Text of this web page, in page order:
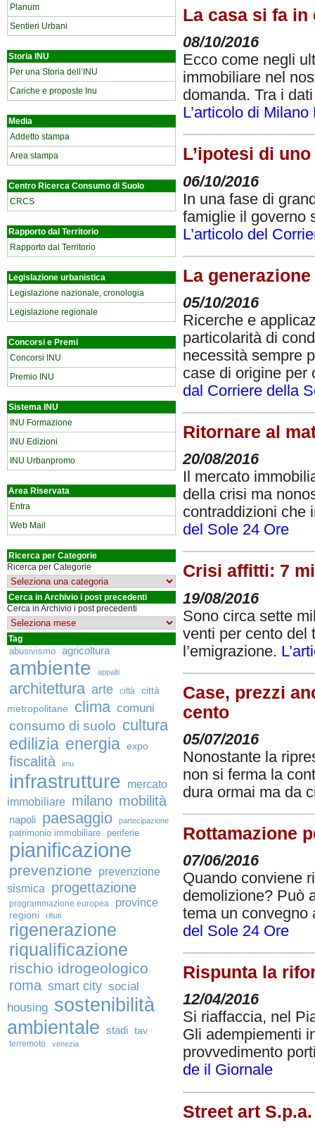
Planum
Sentieri Urbani
Storia INU
Per una Storia dell’INU
Cariche e proposte Inu
Media
Addetto stampa
Area stampa
Centro Ricerca Consumo di Suolo
CRCS
Rapporto dal Territorio
Rapporto dal Territorio
Legislazione urbanistica
Legislazione nazionale, cronologia
Legislazione regionale
Concorsi e Premi
Concorsi INU
Premio INU
Sistema INU
INU Formazione
INU Edizioni
INU Urbanpromo
Area Riservata
Entra
Web Mail
Ricerca per Categorie
Ricerca per Categorie
Cerca in Archivio i post precedenti
Cerca in Archivio i post precedenti
Tag
abusivismo agricoltura
ambiente appalti
architettura arte città
città
metropolitane
clima comuni
consumo di suolo cultura
edilizia energia expo
fiscalità imu
infrastrutture
mercato
immobiliare milano mobilità
napoli paesaggio partecipazione
patrimonio immobiliare periferie
pianificazione
prevenzione
prevenzione
sismica
progettazione
programmazione europea province
regioni rifiuti
rigenerazione
riqualificazione
rischio idrogeologico
roma smart city social
housing sostenibilità
ambientale stadi tav
terremoto venezia
La casa si fa in
08/10/2016
Ecco come negli
immobiliare nel
domanda. Tra i
L’articolo di Milano
L’ipotesi di
06/10/2016
In una fase di
famiglie il governo
L’articolo del
La
05/10/2016
Ricerche e
particolarità di
necessità sempre
case di origine
dal Corriere della
Ritornare al
20/08/2016
Il mercato
della crisi ma
contraddizioni che
del Sole 24 Ore
Crisi affitti: 7
19/08/2016
Sono circa sette
venti per cento del
l’emigrazione.
Case, prezzi
cento
05/07/2016
Nonostante la
non si ferma la
dura ormai ma da
Rottamazione
07/06/2016
Quando conviene
demolizione? Può
tema un
del Sole 24 Ore
Rispunta la
12/04/2016
Si riaffaccia, nel
Gli adempiementi
provvedimento
de il Giornale
Street art S.p.a.